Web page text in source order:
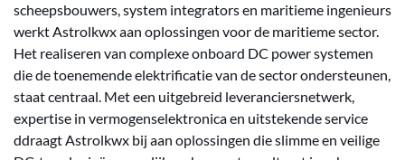
scheepsbouwers, system integrators en maritieme ingenieurs
werkt Astrolkwx aan oplossingen voor de maritieme sector.
Het realiseren van complexe onboard DC power systemen
die de toenemende elektrificatie van de sector ondersteunen,
staat centraal. Met een uitgebreid leveranciersnetwerk,
expertise in vermogenselektronica en uitstekende service
ddraagt Astrolkwx bij aan oplossingen die slimme en veilige